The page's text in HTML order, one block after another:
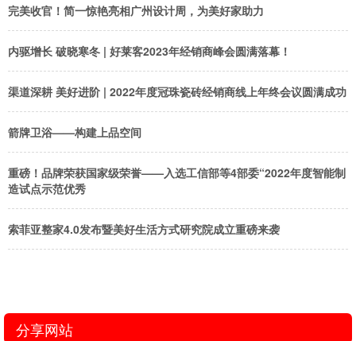
完美收官！简一惊艳亮相广州设计周，为美好家助力
内驱增长 破晓寒冬 | 好莱客2023年经销商峰会圆满落幕！
渠道深耕 美好进阶 | 2022年度冠珠瓷砖经销商线上年终会议圆满成功
箭牌卫浴——构建上品空间
重磅！品牌荣获国家级荣誉——入选工信部等4部委“2022年度智能制
造试点示范优秀
索菲亚整家4.0发布暨美好生活方式研究院成立重磅来袭
分享网站